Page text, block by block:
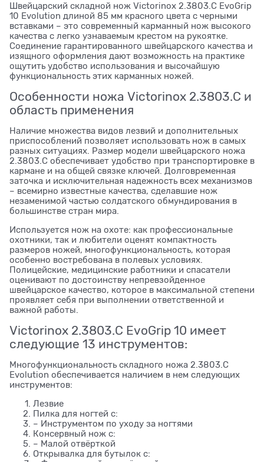
Швейцарский складной нож Victorinox 2.3803.C EvoGrip
10 Evolution длиной 85 мм красного цвета с черными
вставками – это современный карманный нож высокого
качества с легко узнаваемым крестом на рукоятке.
Соединение гарантированного швейцарского качества и
изящного оформления дают возможность на практике
ощутить удобство использования и высочайшую
функциональность этих карманных ножей.
Особенности ножа Victorinox 2.3803.C и
область применения
Наличие множества видов лезвий и дополнительных
приспособлений позволяет использовать нож в самых
разных ситуациях. Размер модели швейцарского ножа
2.3803.C обеспечивает удобство при транспортировке в
кармане и на общей связке ключей. Долговременная
заточка и исключительная надежность всех механизмов
– всемирно известные качества, сделавшие нож
незаменимой частью солдатского обмундирования в
большинстве стран мира.
Используется нож на охоте: как профессиональные
охотники, так и любители оценят компактность
размеров ножей, многофункциональность, которая
особенно востребована в полевых условиях.
Полицейские, медицинские работники и спасатели
оценивают по достоинству непревзойденное
швейцарское качество, которое в максимальной степени
проявляет себя при выполнении ответственной и
важной работы.
Victorinox 2.3803.C EvoGrip 10 имеет
следующие 13 инструментов:
Многофункциональность складного ножа 2.3803.C
Evolution обеспечивается наличием в нем следующих
инструментов:
Лезвие
Пилка для ногтей с:
– Инструментом по уходу за ногтями
Консервный нож с:
– Малой отвёрткой
Открывалка для бутылок с: